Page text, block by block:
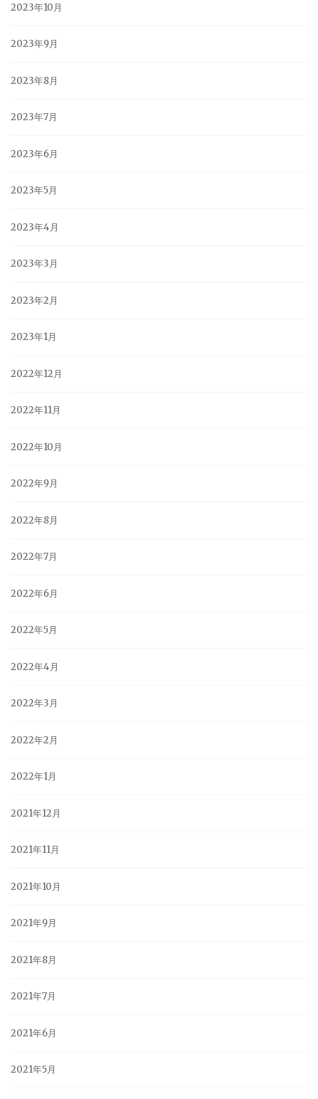
2023年10月
2023年9月
2023年8月
2023年7月
2023年6月
2023年5月
2023年4月
2023年3月
2023年2月
2023年1月
2022年12月
2022年11月
2022年10月
2022年9月
2022年8月
2022年7月
2022年6月
2022年5月
2022年4月
2022年3月
2022年2月
2022年1月
2021年12月
2021年11月
2021年10月
2021年9月
2021年8月
2021年7月
2021年6月
2021年5月